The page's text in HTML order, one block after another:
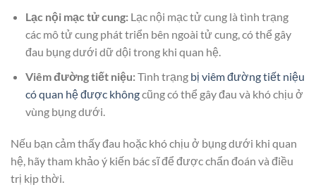
Lạc nội mạc tử cung:Lạc nội mạc tử cung là tình trạng
các mô tử cung phát triển bên ngoài tử cung, có thể gây
đau bụng dưới dữ dội trong khi quan hệ.
Viêm đường tiết niệu:Tình trạng bị viêm đường tiết niệu
có quan hệ được khôngcũng có thể gây đau và khó chịu ở
vùng bụng dưới.
Nếu bạn cảm thấy đau hoặc khó chịu ở bụng dưới khi quan
hệ, hãy tham khảo ý kiến bác sĩ để được chẩn đoán và điều
trị kịp thời.